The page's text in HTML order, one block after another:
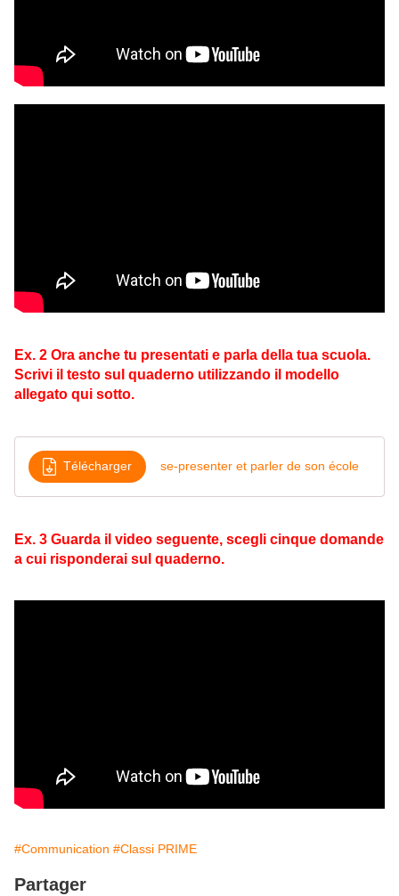
Ex. 2 Ora anche tu presentati e parla della tua scuola.
Scrivi il testo sul quaderno utilizzando il modello
allegato qui sotto.
Télécharger se-presenter et parler de son école
Ex. 3 Guarda il video seguente, scegli cinque domande
a cui risponderai sul quaderno.
#Communication #Classi PRIME
Partager